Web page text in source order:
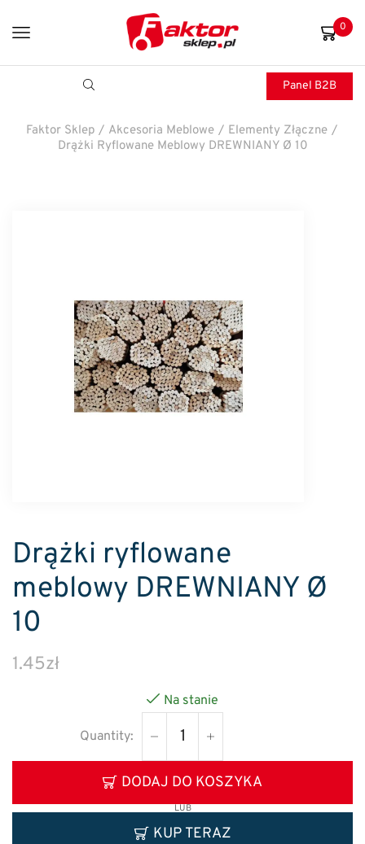
0
Panel B2B
Faktor Sklep / Akcesoria Meblowe / Elementy Złączne /
Drążki Ryflowane Meblowy DREWNIANY Ø 10
Drążki ryflowane
meblowy DREWNIANY Ø
10
1.45zł
Na stanie
DODAJ DO KOSZYKA
LUB
KUP TERAZ